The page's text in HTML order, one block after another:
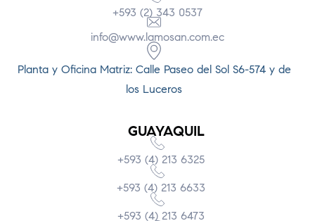
+593 (2) 343 0537
info@www.lamosan.com.ec
Planta y Oficina Matriz: Calle Paseo del Sol S6-574 y de
los Luceros
GUAYAQUIL
+593 (4) 213 6325
+593 (4) 213 6633
+593 (4) 213 6473